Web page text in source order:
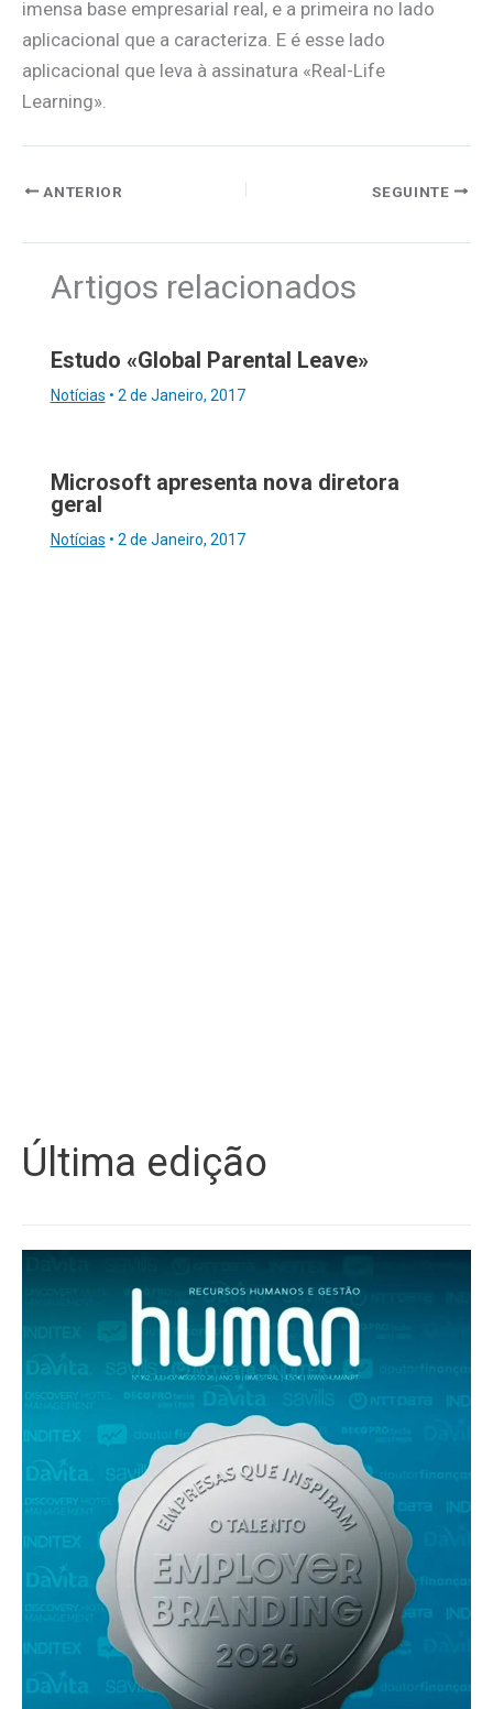
imensa base empresarial real, e a primeira no lado
aplicacional que a caracteriza. E é esse lado
aplicacional que leva à assinatura «Real-Life
Learning».
ANTERIOR SEGUINTE
Artigos relacionados
Estudo «Global Parental Leave»
Notícias • 2 de Janeiro, 2017
Microsoft apresenta nova diretora
geral
Notícias • 2 de Janeiro, 2017
Última edição